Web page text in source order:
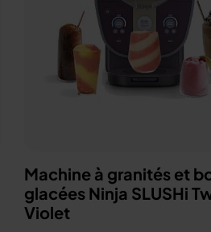
Machine à granités et
glacées Ninja SLUSHi
Violet